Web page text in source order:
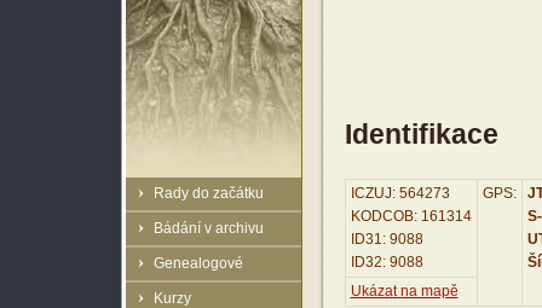
Rady do začátku
Bádání v archivu
Genealogové
Kurzy
Identifikace
ICZUJ: 564273
KODCOB: 161314
ID31: 9088
ID32: 9088
GPS:
Ukázat na mapě